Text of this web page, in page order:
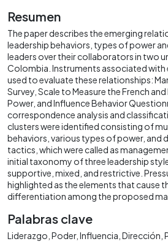
Resumen
The paper describes the emerging
leadership behaviors, types of power
leaders over their collaborators in two
Colombia. Instruments associated with
used to evaluate these relationships:
Survey, Scale to Measure the French
Power, and Influence Behavior
correspondence analysis and
clusters were identified consisting of
behaviors, various types of power, and
tactics, which were called as
initial taxonomy of three leadership
supportive, mixed, and restrictive.
highlighted as the elements that cause
differentiation among the proposed
Palabras clave
Liderazgo Poder Influencia Dirección